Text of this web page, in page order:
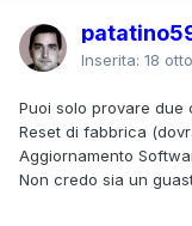
Inserita: 18
Puoi solo provare due
Reset di fabbrica
Aggiornamento
Non credo sia un